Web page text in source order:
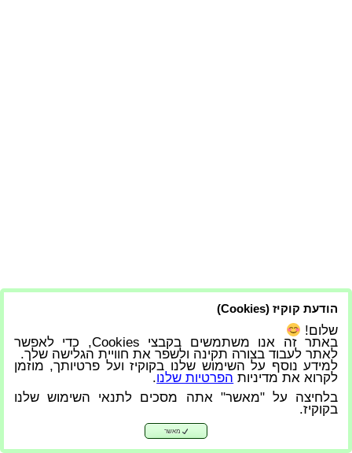
הודעת קוקיז (Cookies)
שלום!
באתר זה אנו משתמשים בקבצי Cookies, כדי לאפשר
לאתר לעבוד בצורה תקינה ולשפר את חוויית הגלישה שלך.
למידע נוסף על השימוש שלנו בקוקיז ועל פרטיותך, מוזמן
לקרוא את מדיניות הפרטיות שלנו.
בלחיצה על "מאשר" אתה מסכים לתנאי השימוש שלנו
בקוקיז.
מאשר